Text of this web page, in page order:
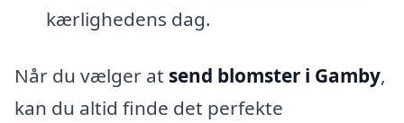
kærlighedens dag.
Når du vælger at send blomster i Gamby,
kan du altid finde det perfekte